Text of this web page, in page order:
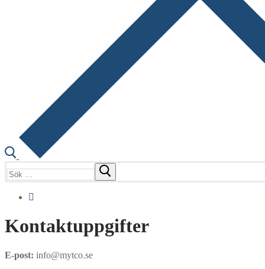
Kontaktuppgifter
E-post: info@mytco.se